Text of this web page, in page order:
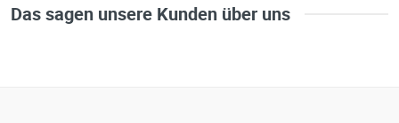
Das sagen unsere Kunden über uns